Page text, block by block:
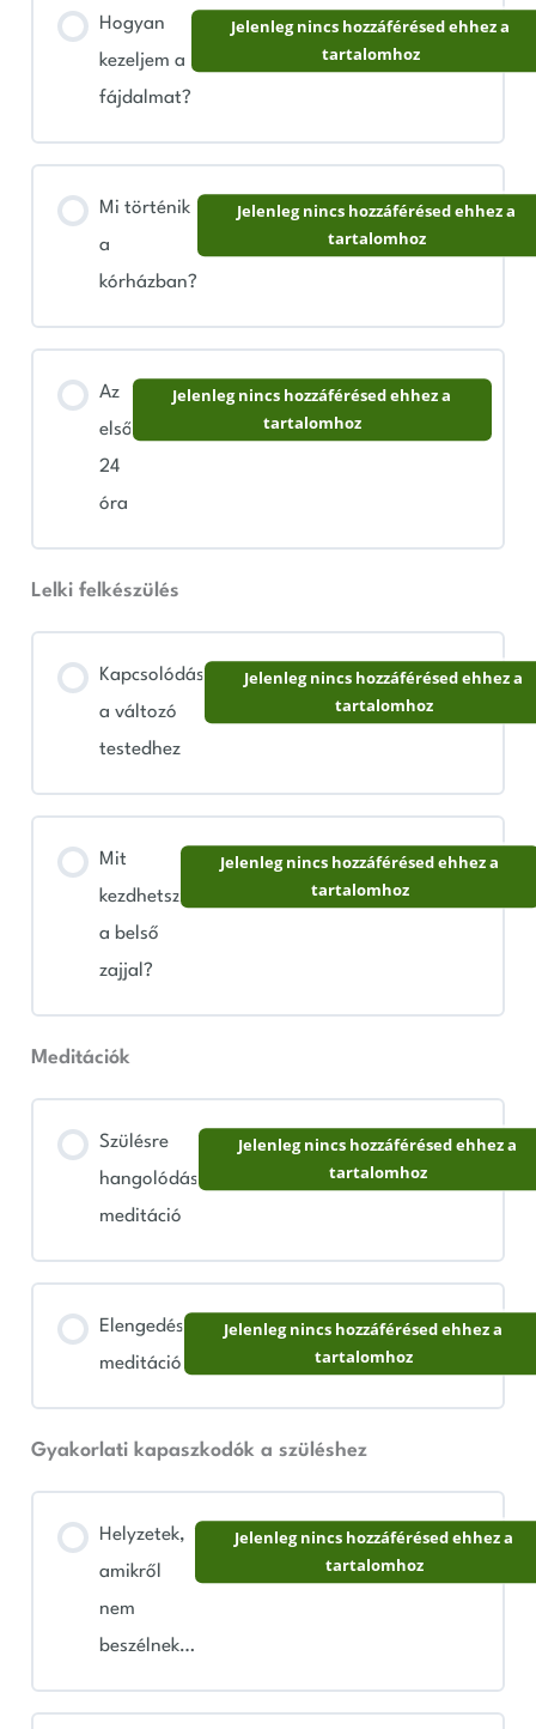
Hogyan
kezeljem a
fájdalmat?
Jelenleg nincs hozzáférésed ehhez a
tartalomhoz
Mi történik
a
kórházban?
Jelenleg nincs hozzáférésed ehhez a
tartalomhoz
Az
első
24
óra
Jelenleg nincs hozzáférésed ehhez a
tartalomhoz
Lelki felkészülés
Kapcsolódás
a változó
testedhez
Jelenleg nincs hozzáférésed ehhez a
tartalomhoz
Mit
kezdhetsz
a belső
zajjal?
Jelenleg nincs hozzáférésed ehhez a
tartalomhoz
Meditációk
Szülésre
hangolódás
meditáció
Jelenleg nincs hozzáférésed ehhez a
tartalomhoz
Elengedés
meditáció
Jelenleg nincs hozzáférésed ehhez a
tartalomhoz
Gyakorlati kapaszkodók a szüléshez
Helyzetek,
amikről
nem
beszélnek…
Jelenleg nincs hozzáférésed ehhez a
tartalomhoz